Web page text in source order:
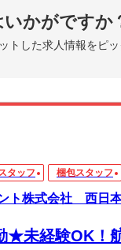
かがですか
トした求人情報をピ
タッフ 梱包スタッフ
ト株式会社 西日
★未経験OK！